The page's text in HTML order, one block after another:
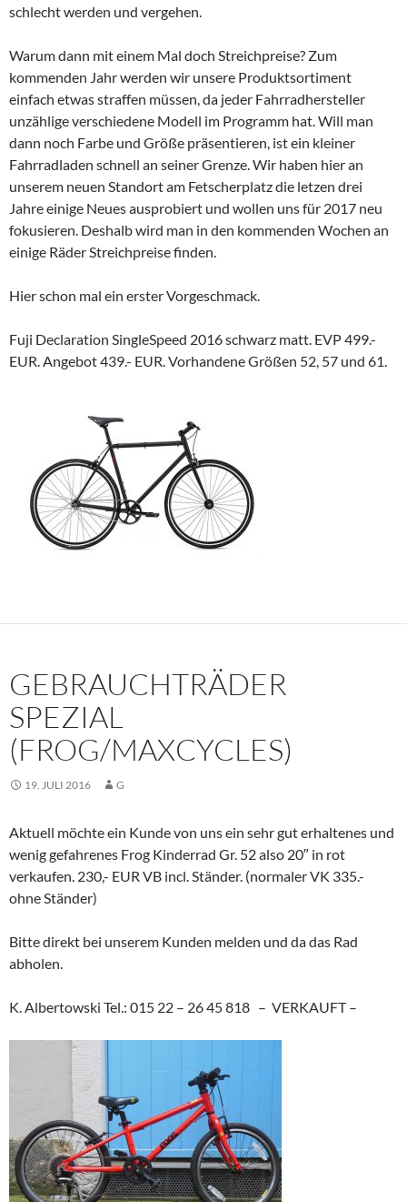
schlecht werden und vergehen.
Warum dann mit einem Mal doch Streichpreise? Zum
kommenden Jahr werden wir unsere Produktsortiment
einfach etwas straffen müssen, da jeder Fahrradhersteller
unzählige verschiedene Modell im Programm hat. Will man
dann noch Farbe und Größe präsentieren, ist ein kleiner
Fahrradladen schnell an seiner Grenze. Wir haben hier an
unserem neuen Standort am Fetscherplatz die letzen drei
Jahre einige Neues ausprobiert und wollen uns für 2017 neu
fokusieren. Deshalb wird man in den kommenden Wochen an
einige Räder Streichpreise finden.
Hier schon mal ein erster Vorgeschmack.
Fuji Declaration SingleSpeed 2016 schwarz matt. EVP 499.-
EUR. Angebot 439.- EUR. Vorhandene Größen 52, 57 und 61.
GEBRAUCHTRÄDER
SPEZIAL
(FROG/MAXCYCLES)
19. JULI 2016 G
Aktuell möchte ein Kunde von uns ein sehr gut erhaltenes und
wenig gefahrenes Frog Kinderrad Gr. 52 also 20″ in rot
verkaufen. 230,- EUR VB incl. Ständer. (normaler VK 335.-
ohne Ständer)
Bitte direkt bei unserem Kunden melden und da das Rad
abholen.
K. Albertowski Tel.: 015 22 – 26 45 818 – VERKAUFT –